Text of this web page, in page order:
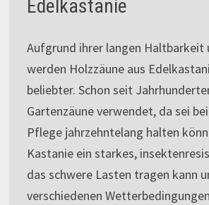
Edelkastanie
Aufgrund ihrer langen Haltbarkeit
werden Holzzäune aus
beliebter. Schon seit
Gartenzäune verwendet, da sei
Pflege jahrzehntelang halten
Kastanie ein starkes,
das schwere Lasten tragen kann
verschiedenen